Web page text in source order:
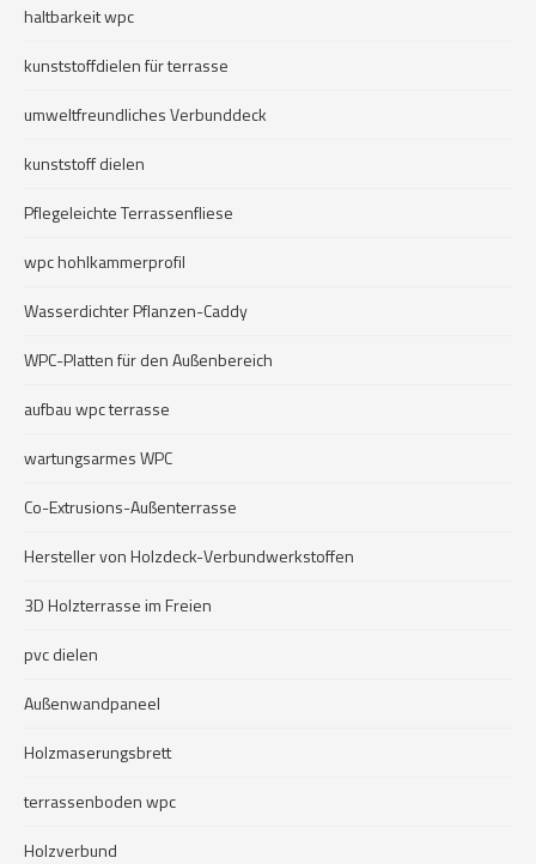
haltbarkeit wpc
kunststoffdielen für terrasse
umweltfreundliches Verbunddeck
kunststoff dielen
Pflegeleichte Terrassenfliese
wpc hohlkammerprofil
Wasserdichter Pflanzen-Caddy
WPC-Platten für den Außenbereich
aufbau wpc terrasse
wartungsarmes WPC
Co-Extrusions-Außenterrasse
Hersteller von Holzdeck-Verbundwerkstoffen
3D Holzterrasse im Freien
pvc dielen
Außenwandpaneel
Holzmaserungsbrett
terrassenboden wpc
Holzverbund